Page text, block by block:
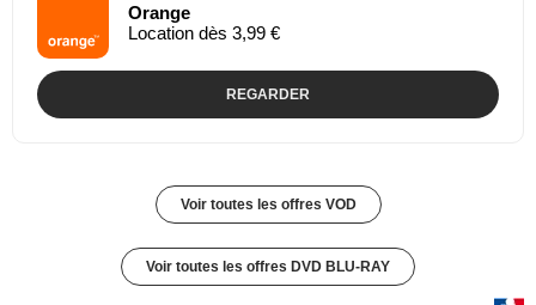
Orange
Location dès 3,99 €
REGARDER
Voir toutes les offres VOD
Voir toutes les offres DVD BLU-RAY